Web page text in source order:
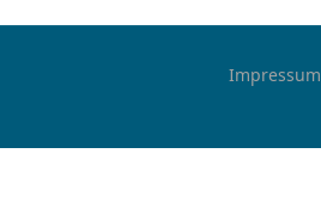
Impressum